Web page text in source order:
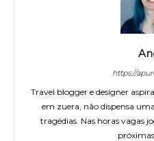
https://
Travel blogger e designer
em zuera, não dispensa
tragédias. Nas horas vagas